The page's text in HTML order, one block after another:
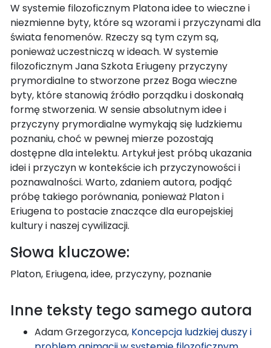
W systemie filozoficznym Platona idee to wieczne i
niezmienne byty, które są wzorami i przyczynami dla
świata fenomenów. Rzeczy są tym czym są,
ponieważ uczestniczą w ideach. W systemie
filozoficznym Jana Szkota Eriugeny przyczyny
prymordialne to stworzone przez Boga wieczne
byty, które stanowią źródło porządku i doskonałą
formę stworzenia. W sensie absolutnym idee i
przyczyny prymordialne wymykają się ludzkiemu
poznaniu, choć w pewnej mierze pozostają
dostępne dla intelektu. Artykuł jest próbą ukazania
idei i przyczyn w kontekście ich przyczynowości i
poznawalności. Warto, zdaniem autora, podjąć
próbę takiego porównania, ponieważ Platon i
Eriugena to postacie znaczące dla europejskiej
kultury i naszej cywilizacji.
Słowa kluczowe:
Platon, Eriugena, idee, przyczyny, poznanie
Inne teksty tego samego autora
Adam Grzegorzyca, Koncepcja ludzkiej duszy i